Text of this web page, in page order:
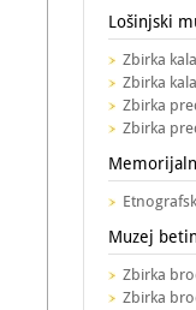
Lošinjski
Zbirka
Zbirka
Zbirka
Zbirka
Muzej
Zbirka
Zbirka